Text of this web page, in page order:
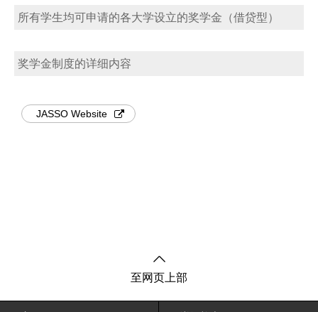
所有学生均可申请的各大学设立的奖学金（借贷型）
奖学金制度的详细内容
JASSO Website
至网页上部